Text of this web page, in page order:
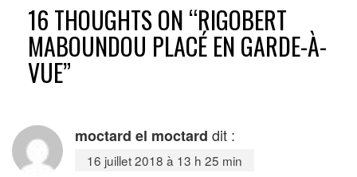
16 THOUGHTS ON “RIGOBERT
MABOUNDOU PLACÉ EN GARDE-À-
VUE”
moctard el moctard dit :
16 juillet 2018 à 13 h 25 min